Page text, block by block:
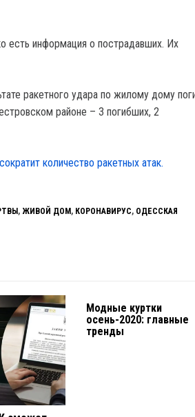
есть информация о пострадавших. Их
ракетного удара по жилому дому
районе – 3 погибших, 2
количество ракетных атак.
, ЖИВОЙ ДОМ, КОРОНАВИРУС, ОДЕССКАЯ
Модные куртки
осень-2020: главные
тренды